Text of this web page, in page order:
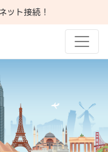
ット接続！